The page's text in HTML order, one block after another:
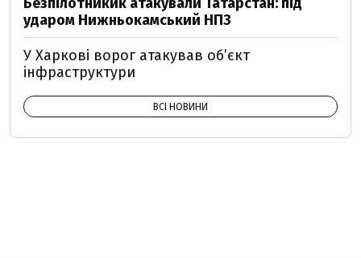
ударом Нижньокамський НПЗ
У Харкові ворог атакував обʼєкт
інфраструктури
ВСІ НОВИНИ